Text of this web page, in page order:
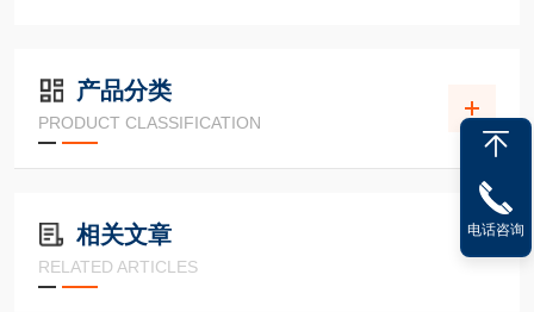
产品分类
PRODUCT CLASSIFICATION
相关文章
RELATED ARTICLES
电话咨询